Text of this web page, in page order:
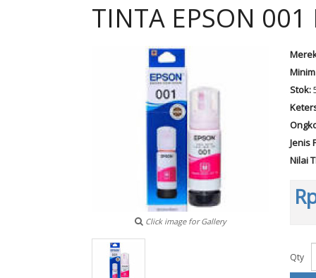
TINTA EPSON 001
Click image for Gallery
Stok:
Jenis
Nilai
Qty